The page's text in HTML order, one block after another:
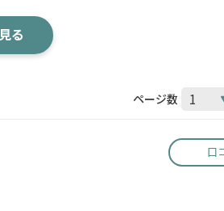
る
ページ数
口